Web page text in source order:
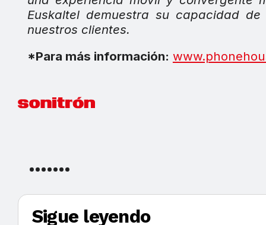
Euskaltel demuestra su capacidad
nuestros clientes.
*Para más información:
Sigue leyendo